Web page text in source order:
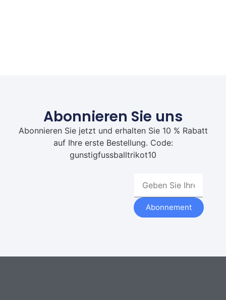
Abonnieren Sie uns
Abonnieren Sie jetzt und erhalten Sie 10 % Rabatt
auf Ihre erste Bestellung. Code:
gunstigfussballtrikot10
Abonnement